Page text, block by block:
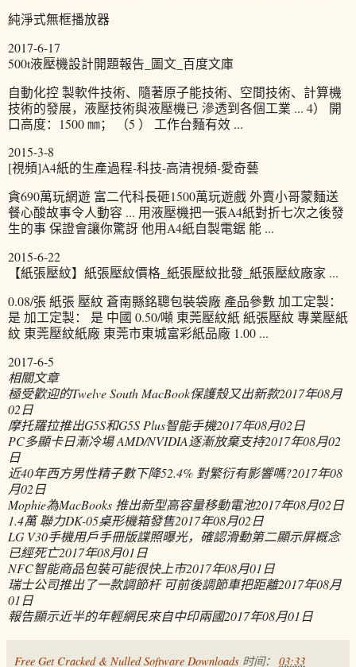
純淨式無框播放器
2017-6-17
500t液壓機設計開題報告_圖文_百度文庫
自動化控 製軟件技術、隨著原子能技術、空間技術、計算機
技術的發展，液壓技術與液壓機已 滲透到各個工業 ... 4） 開
口高度：1500 ㎜； （5 ） 工作台麵有效 ...
2015-3-8
[視頻]A4紙的生產過程-科技-高清視頻-愛奇藝
貪690萬玩網遊 富二代科長砸1500萬玩遊戲 外賣小哥蒙麵送
餐心酸故事令人動容 ... 用液壓機把一張A4紙對折七次之後發
生的事 保證會讓你驚訝 他用A4紙自製電鋸 能 ...
2015-6-22
【紙張壓紋】紙張壓紋價格_紙張壓紋批發_紙張壓紋廠家 ...
0.08/張 紙張 壓紋 蒼南縣銘聰包裝袋廠 產品參數 加工定製：
是 加工定製： 是 中國 0.50/噸 東莞壓紋紙 紙張壓紋 專業壓紙
紋 東莞壓紋紙廠 東莞市東城富彩紙品廠 1.00 ...
2017-6-5
相關文章
極受歡迎的Twelve South MacBook保護殼又出新款2017年08月
02日
摩托羅拉推出G5S和G5S Plus智能手機2017年08月02日
PC多顯卡日漸冷場 AMD/NVIDIA逐漸放棄支持2017年08月02
日
近40年西方男性精子數下降52.4% 對繁衍有影響嗎?2017年08
月02日
Mophie為MacBooks 推出新型高容量移動電池2017年08月02日
1.4萬 聯力DK-05桌形機箱發售2017年08月02日
LG V30手機用戶手冊版諜照曝光，確認滑動第二顯示屏概念
已經死亡2017年08月01日
NFC智能商品包裝可能很快上市2017年08月01日
瑞士公司推出了一款調節杆 可前後調節車把距離2017年08月
01日
報告顯示近半的年輕網民來自中印兩國2017年08月01日
Free Get Cracked & Nulled Software Downloads 时间： 03:33